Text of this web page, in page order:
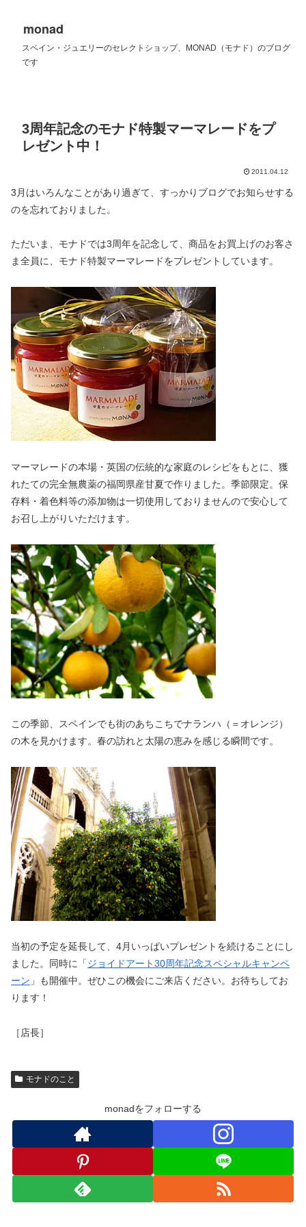
monad
スペイン・ジュエリーのセレクトショップ、MONAD（モナド）のブログ
です
3周年記念のモナド特製マーマレードをプ
レゼント中！
2011.04.12
3月はいろんなことがあり過ぎて、すっかりブログでお知らせする
のを忘れておりました。
ただいま、モナドでは3周年を記念して、商品をお買上げのお客さ
ま全員に、モナド特製マーマレードをプレゼントしています。
マーマレードの本場・英国の伝統的な家庭のレシピをもとに、獲
れたての完全無農薬の福岡県産甘夏で作りました。季節限定。保
存料・着色料等の添加物は一切使用しておりませんので安心して
お召し上がりいただけます。
この季節、スペインでも街のあちこちでナランハ（＝オレンジ）
の木を見かけます。春の訪れと太陽の恵みを感じる瞬間です。
当初の予定を延長して、4月いっぱいプレゼントを続けることにし
ました。同時に「ジョイドアート30周年記念スペシャルキャンペ
ーン 」も開催中。ぜひこの機会にご来店ください。お待ちしてお
ります！
［店長］
モナドのこと
monadをフォローする